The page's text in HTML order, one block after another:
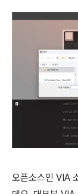
오픈소스인 VIA